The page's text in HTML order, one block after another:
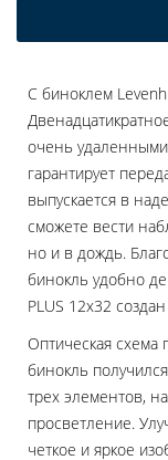
С биноклем
очень удаленными
гарантирует
выпускается в
сможете вести
но и в дождь.
бинокль удобно
PLUS 12x32
Оптическая схема
бинокль
трех элементов,
просветление.
четкое и яркое